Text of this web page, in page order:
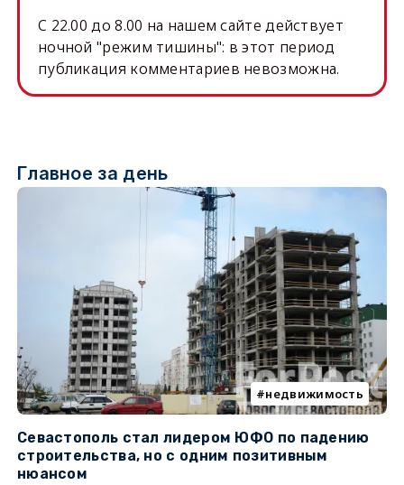
C 22.00 до 8.00 на нашем сайте действует
ночной "режим тишины": в этот период
публикация комментариев невозможна.
Главное за день
недвижимость
Севастополь стал лидером ЮФО по падению
строительства, но с одним позитивным
нюансом